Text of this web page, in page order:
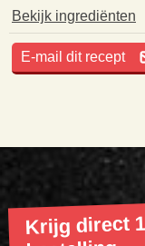
Bekijk ingrediënten
E-mail dit recept
Krijg direct